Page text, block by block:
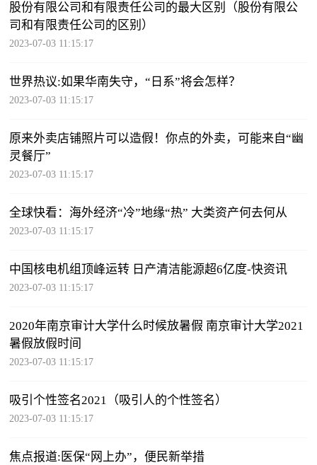
股份有限公司和有限责任公司的最大区别（股份有限公
司和有限责任公司的区别）
2023-07-03 11:15:17
世界热议:如果华南失守，“日系”将会怎样？
2023-07-03 11:15:17
原来外卖店铺照片可以造假！你点的外卖，可能来自“幽
灵餐厅”
2023-07-03 11:15:17
全球快看：海外经济“冷”地缘“热” 大类资产何去何从
2023-07-03 11:15:17
中国核电机组顶峰运转 日产清洁能源超6亿度-快资讯
2023-07-03 11:15:17
2020年南京审计大学什么时候放暑假 南京审计大学2021
暑假放假时间
2023-07-03 11:15:17
吸引个性签名2021（吸引人的个性签名）
2023-07-03 11:15:17
焦点报道:医保“网上办”，便民新举措